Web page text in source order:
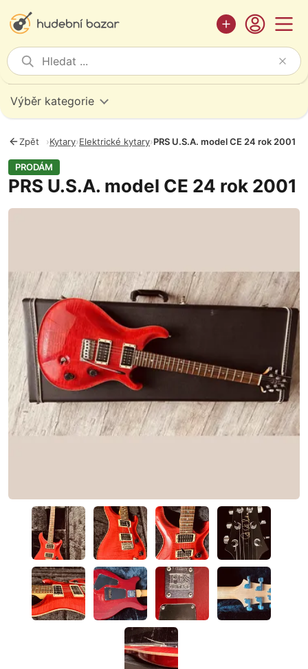
Výběr kategorie
Zpět ›Kytary›Elektrické kytary›PRS U.S.A. model CE 24 rok 2001
PRODÁM
PRS U.S.A. model CE 24 rok 2001